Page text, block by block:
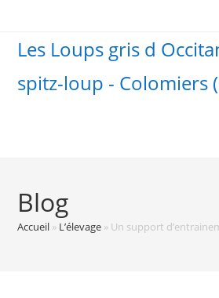
contentLes Loups gris d
spitz-loup - Colomiers
Blog
Accueil » L’élevage » Un support